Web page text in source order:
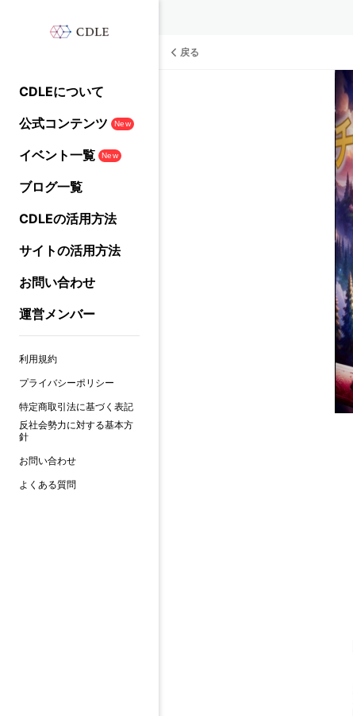
CDLEについて
公式コンテンツ
New
イベント一覧 New
ブログ一覧
CDLEの活用方法
サイトの活用方法
お問い合わせ
運営メンバー
利用規約
プライバシーポリシー
特定商取引法に基づく表記
反社会勢力に対する基本方
針
お問い合わせ
よくある質問
戻る